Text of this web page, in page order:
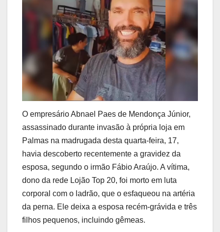
O empresário Abnael Paes de Mendonça Júnior,
assassinado durante invasão à própria loja em
Palmas na madrugada desta quarta-feira, 17,
havia descoberto recentemente a gravidez da
esposa, segundo o irmão Fábio Araújo. A vítima,
dono da rede Lojão Top 20, foi morto em luta
corporal com o ladrão, que o esfaqueou na artéria
da perna. Ele deixa a esposa recém-grávida e três
filhos pequenos, incluindo gêmeas.